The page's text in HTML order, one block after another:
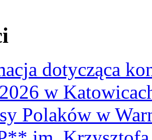
dotycząca
w
Polaków w